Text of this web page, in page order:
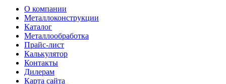
О компании
Металлоконструкции
Каталог
Металлообработка
Прайс-лист
Калькулятор
Контакты
Дилерам
Карта сайта